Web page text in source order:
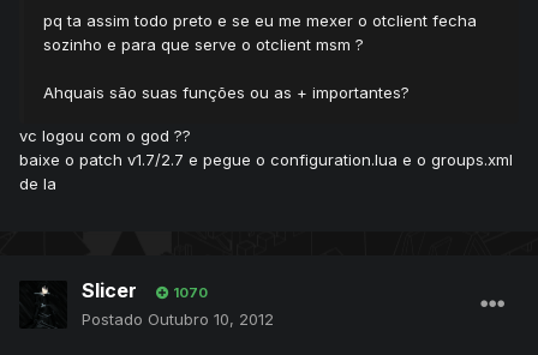
pq ta assim todo preto e se eu me mexer o otclient fecha
sozinho e para que serve o otclient msm ?
Ahquais são suas funções ou as + importantes?
vc logou com o god ??
baixe o patch v1.7/2.7 e pegue o configuration.lua e o groups.xml
de la
Slicer 1070
Postado Outubro 10, 2012